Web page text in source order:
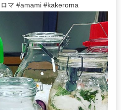
マ #amami #kakeroma